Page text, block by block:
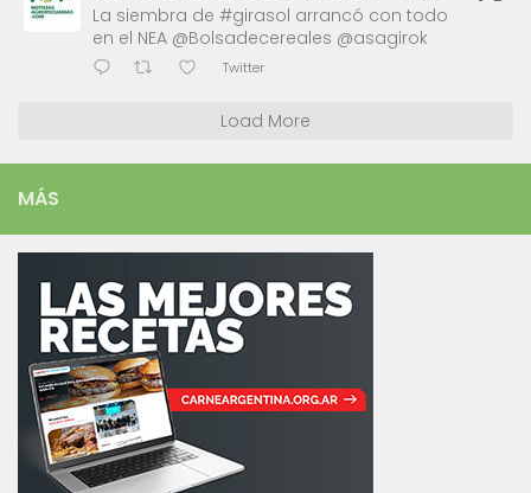
La siembra de #girasol arrancó con todo
en el NEA @Bolsadecereales @asagirok
Twitter
Load More
MÁS